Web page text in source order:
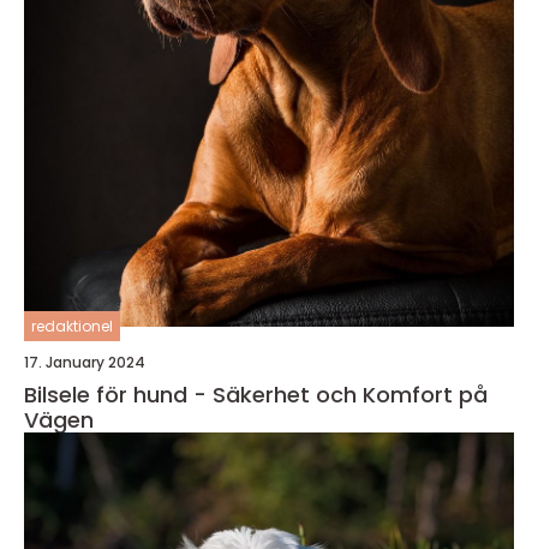
redaktionel
17. January 2024
Bilsele för hund - Säkerhet och Komfort på
Vägen